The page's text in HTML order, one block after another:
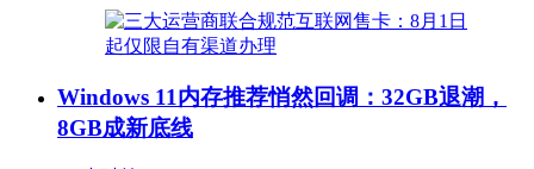
Windows 11内存推荐悄然回调：32GB退潮，
8GB成新底线